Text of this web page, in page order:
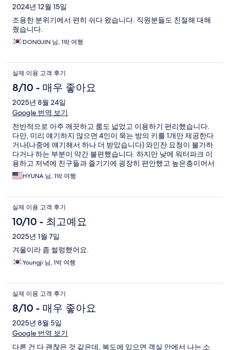
2024년 12월 15일
조용한 분위기에서 편히 쉬다 왔습니다. 직원분들도 친절해 대해
줬습니다.
DONGJIN 님, 1박 여행
실제 이용 고객 후기
8/10 - 매우 좋아요
2025년 8월 24일
Google 번역 보기
전반적으로 아주 깨끗하고 룸도 넓었고 이용하기 편리했습니다.
다만, 미리 얘기하지 않으면 4인이 묵는 방의 키를 1개만 제공한다
거나(나중에 얘기해서 하나 더 받았습니다) 와인잔 요청이 불가하
다거나 하는 부분이 약간 불편했습니다. 하지만 낮에 워터파크 이
용하고 저녁에 친구들과 즐기기에 굉장히 편안했고 높은층이어서
뷰도 시원하고 좋았습니다. 아침에 피트니스센터도 방문했는데 작
지만 깨끗하고 물과 타월이 충분히 비치되어있던 점도 좋았고 여
HYUNA 님, 1박 여행
실제 이용 고객 후기
10/10 - 최고예요
2025년 1월 7일
겨울이라 좀 썰렁했어요.
Youngji 님, 1박 여행
실제 이용 고객 후기
8/10 - 매우 좋아요
2025년 8월 5일
Google 번역 보기
다른 건 다 괜찮은 것 같은데, 복도에 있으면 객실 안에서 나는 소